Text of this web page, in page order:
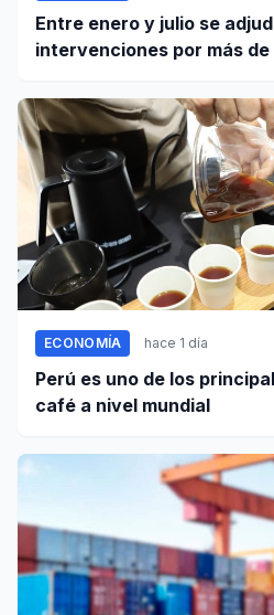
Entre enero y julio se
intervenciones por más
ECONOMÍA hace 1 día
Perú es uno de los
café a nivel mundial